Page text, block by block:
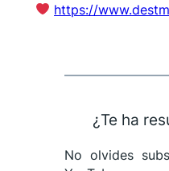
https://
¿Te ha
No olvides